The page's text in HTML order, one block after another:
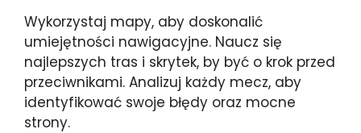
Wykorzystaj mapy, aby doskonalić
umiejętności nawigacyjne. Naucz się
najlepszych tras i skrytek, by być o krok przed
przeciwnikami. Analizuj każdy mecz, aby
identyfikować swoje błędy oraz mocne
strony.